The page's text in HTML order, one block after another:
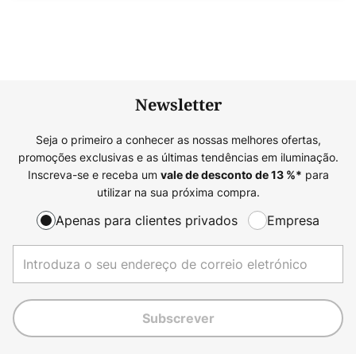
Newsletter
Seja o primeiro a conhecer as nossas melhores ofertas,
promoções exclusivas e as últimas tendências em iluminação.
Inscreva-se e receba um vale de desconto de13%* para
utilizar na sua próxima compra.
Apenas para clientes privados Empresa
Subscrever